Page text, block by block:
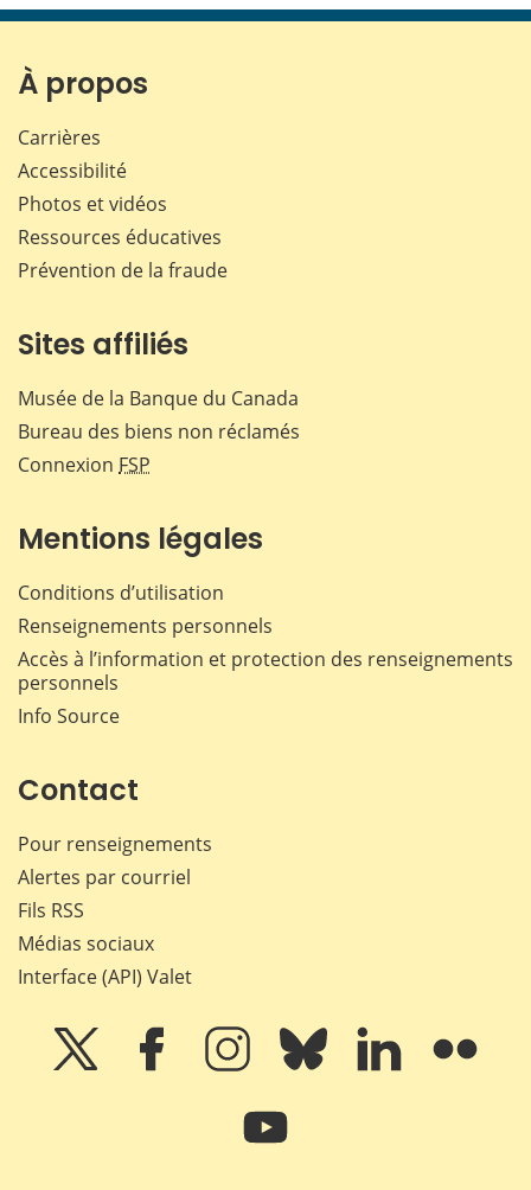
page page page page
À propos
Carrières
Accessibilité
Photos et vidéos
Ressources éducatives
Prévention de la fraude
Sites affiliés
Musée de la Banque du Canada
Bureau des biens non réclamés
Connexion FSP
Mentions légales
Conditions d’utilisation
Renseignements personnels
Accès à l’information et protection des renseignements
personnels
Info Source
Contact
Pour renseignements
Alertes par courriel
Fils RSS
Médias sociaux
Interface (API) Valet